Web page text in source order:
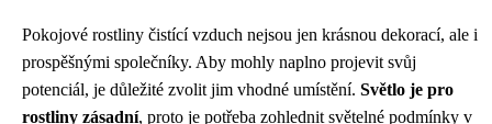
Pokojové rostliny čistící vzduch nejsou jen krásnou dekorací, ale i
prospěšnými společníky. Aby mohly naplno projevit svůj
potenciál, je důležité zvolit jim vhodné umístění. Světlo je pro
rostliny zásadní, proto je potřeba zohlednit světelné podmínky v